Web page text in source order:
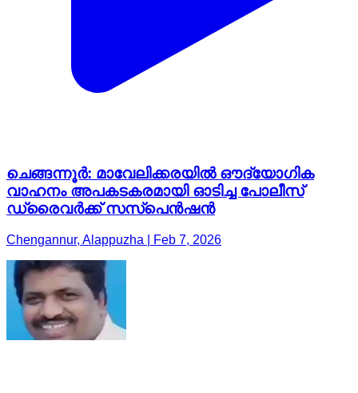
ചെങ്ങന്നൂർ: മാവേലിക്കരയിൽ ഔദ്യോഗിക
വാഹനം അപകടകരമായി ഓടിച്ച പോലീസ്
ഡ്രൈവർക്ക് സസ്പെൻഷൻ
Chengannur, Alappuzha | Feb 7, 2026